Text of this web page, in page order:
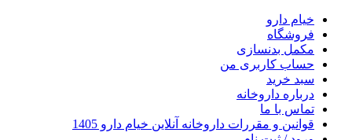
خیام دارو
فروشگاه
مکمل بدنسازی
حساب کاربری من
سبد خرید
درباره داروخانه
تماس با ما
قوانین و مقررات داروخانه آنلاین خیام دارو 1405